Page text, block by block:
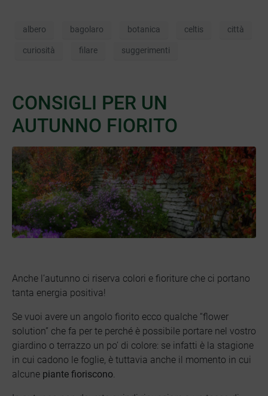
albero bagolaro botanica celtis città
curiosità filare suggerimenti
CONSIGLI PER UN
AUTUNNO FIORITO
Anche l’autunno ci riserva colori e fioriture che ci portano
tanta energia positiva!
Se vuoi avere un angolo fiorito ecco qualche “flower
solution” che fa per te perché è possibile portare nel vostro
giardino o terrazzo un po’ di colore: se infatti è la stagione
in cui cadono le foglie, è tuttavia anche il momento in cui
alcune piante fioriscono